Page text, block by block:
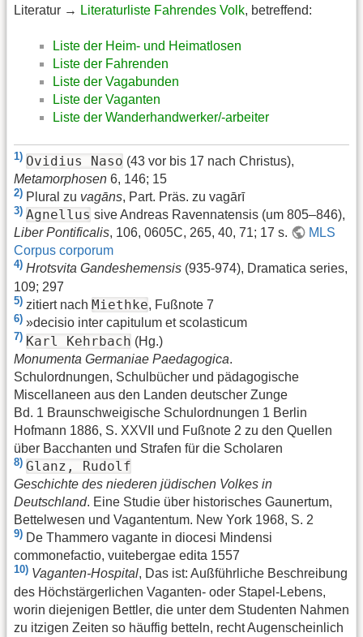
Literatur → Literaturliste Fahrendes Volk, betreffend:
Liste der Heim- und Heimatlosen
Liste der Fahrenden
Liste der Vagabunden
Liste der Vaganten
Liste der Wanderhandwerker/-arbeiter
1) Ovidius Naso (43 vor bis 17 nach Christus),
Metamorphosen 6, 146; 15
2) Plural zu vagāns, Part. Präs. zu vagārī
3) Agnellus sive Andreas Ravennatensis (um 805–846),
Liber Pontificalis, 106, 0605C, 265, 40, 71; 17 s.
MLS
Corpus corporum
4) Hrotsvita Gandeshemensis (935-974), Dramatica series,
109; 297
5) zitiert nach Miethke, Fußnote 7
6) »decisio inter capitulum et scolasticum
7) Karl Kehrbach (Hg.)
Monumenta Germaniae Paedagogica.
Schulordnungen, Schulbücher und pädagogische
Miscellaneen aus den Landen deutscher Zunge
Bd. 1 Braunschweigische Schulordnungen 1 Berlin
Hofmann 1886, S. XXVII und Fußnote 2 zu den Quellen
über Bacchanten und Strafen für die Scholaren
8) Glanz, Rudolf
Geschichte des niederen jüdischen Volkes in
Deutschland. Eine Studie über historisches Gaunertum,
Bettelwesen und Vagantentum. New York 1968, S. 2
9) De Thammero vagante in diocesi Mindensi
commonefactio, vuitebergae edita 1557
10) Vaganten-Hospital, Das ist: Außführliche Beschreibung
des Höchst­ärgerlichen Vaganten- oder Stapel-Lebens,
worin diejenigen Bettler, die unter dem Studenten Nahmen
zu itzigen Zeiten so häuffig betteln, recht Augenscheinlich